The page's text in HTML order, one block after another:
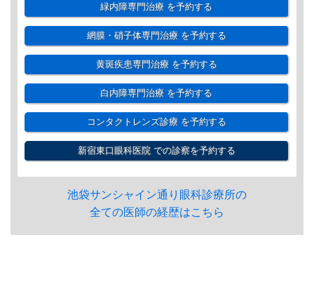
緑内障専門治療 を予約する
網膜・硝子体専門治療を予約する
黄斑疾患専門治療を予約する
白内障専門治療 を予約する
コンタクトレンズ診療を予約する
新宿東口眼科医院での診察を予約する
池袋サンシャイン通り眼科診療所の
全ての医師の経歴はこちら